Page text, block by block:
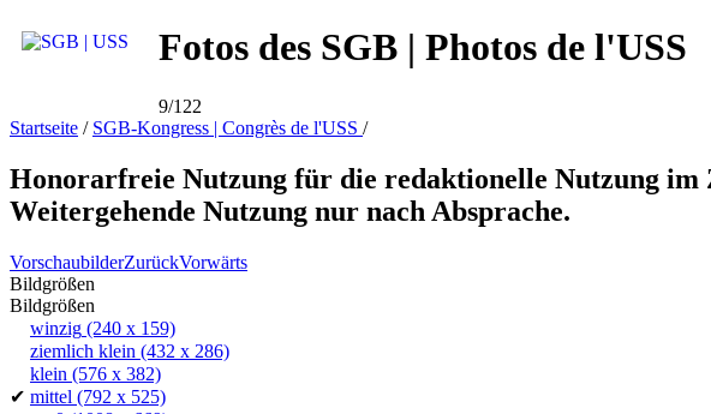
Fotos des SGB | Photos de l'USS
9/122
Startseite / SGB-Kongress | Congrès de l'USS /
Honorarfreie Nutzung für die redaktionelle Nutzung im
Weitergehende Nutzung nur nach Absprache.
VorschaubilderZurückVorwärts
Bildgrößen
Bildgrößen
winzig (240 x 159)
ziemlich klein (432 x 286)
klein (576 x 382)
✔ mittel (792 x 525)